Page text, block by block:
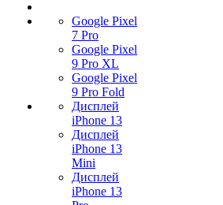
Google Pixel
7 Pro
Google Pixel
9 Pro XL
Google Pixel
9 Pro Fold
Дисплей
iPhone 13
Дисплей
iPhone 13
Mini
Дисплей
iPhone 13